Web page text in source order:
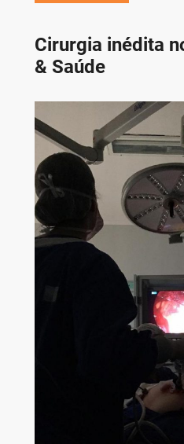
Cirurgia inédita
& Saúde